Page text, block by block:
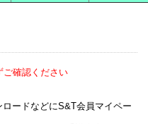
確認ください
ードなどにS&T会員マイペー